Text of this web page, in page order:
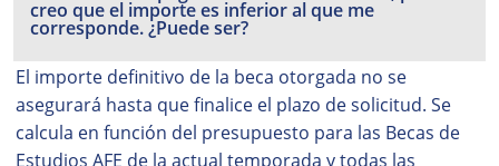
creo que el importe es inferior al que me
corresponde. ¿Puede ser?
El importe definitivo de la beca otorgada no se
asegurará hasta que finalice el plazo de solicitud. Se
calcula en función del presupuesto para las Becas de
Estudios AFE de la actual temporada y todas las